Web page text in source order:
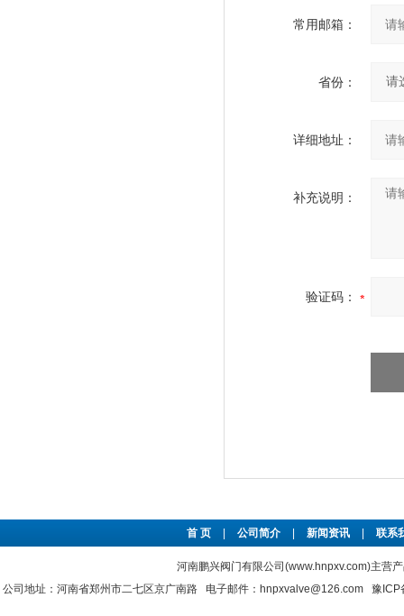
常用邮箱：
省份：
详细地址：
补充说明：
验证码：
首 页 公司简介 新闻资讯 联系
河南鹏兴阀门有限公司(www.hnpxv.com)主营
公司地址：河南省郑州市二七区京广南路 电子邮件：hnpxvalve@126.com 豫ICP